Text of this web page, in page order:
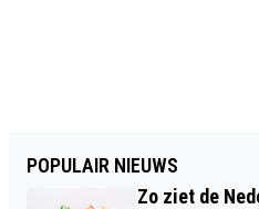
POPULAIR NIEUWS
Zo ziet de